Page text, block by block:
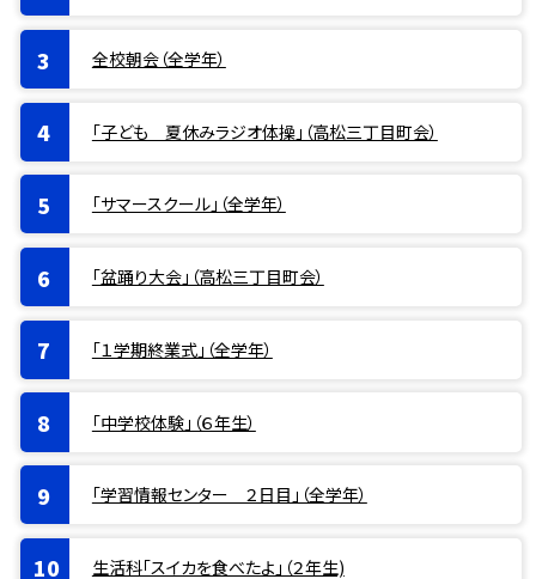
全校朝会（全学年）
「子ども 夏休みラジオ体操」（高松三丁目町会）
「サマースクール」（全学年）
「盆踊り大会」（高松三丁目町会）
「１学期終業式」（全学年）
「中学校体験」（６年生）
「学習情報センター ２日目」（全学年）
生活科「スイカを食べたよ」（２年生)